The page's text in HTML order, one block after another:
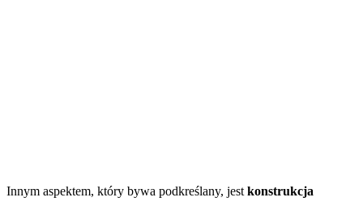
Innym aspektem, który bywa podkreślany, jestkonstrukcja